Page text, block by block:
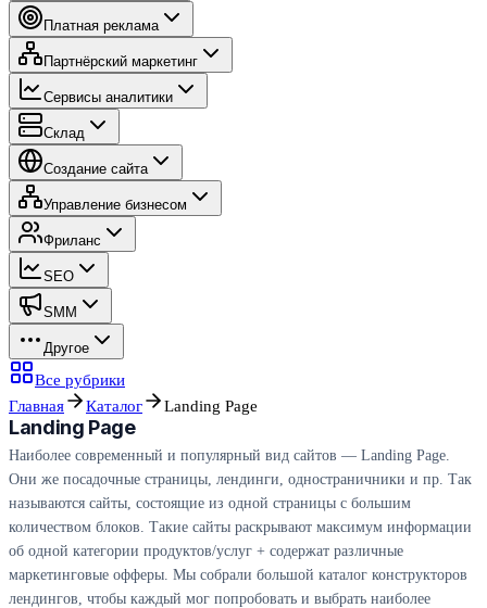
Платная реклама
Партнёрский маркетинг
Сервисы аналитики
Склад
Создание сайта
Управление бизнесом
Фриланс
SEO
SMM
Другое
Все рубрики
Главная
Каталог Landing Page
Landing Page
Наиболее современный и популярный вид сайтов — Landing Page.
Они же посадочные страницы, лендинги, одностраничники и пр. Так
называются сайты, состоящие из одной страницы с большим
количеством блоков. Такие сайты раскрывают максимум информации
об одной категории продуктов/услуг + содержат различные
маркетинговые офферы. Мы собрали большой каталог конструкторов
лендингов, чтобы каждый мог попробовать и выбрать наиболее